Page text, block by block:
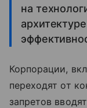
на
Корпорации,
переходят от
запретов